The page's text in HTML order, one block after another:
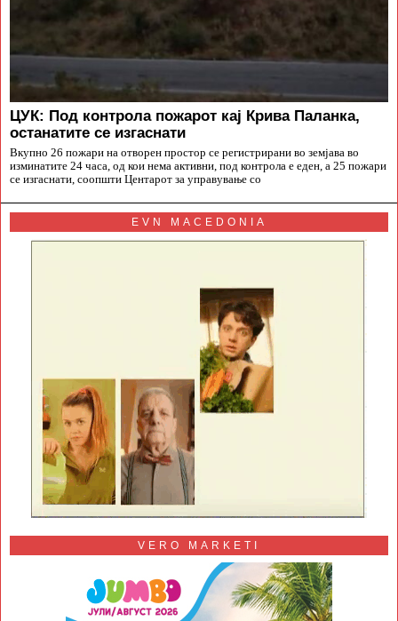
ЦУК: Под контрола пожарот кај Крива Паланка,
останатите се изгаснати
Вкупно 26 пожари на отворен простор се регистрирани во земјава во
изминатите 24 часа, од кои нема активни, под контрола е еден, а 25 пожари
се изгаснати, соопшти Центарот за управување со
EVN MACEDONIA
VERO MARKETI